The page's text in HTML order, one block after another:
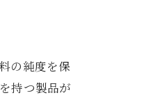
の純度を保
持つ製品が